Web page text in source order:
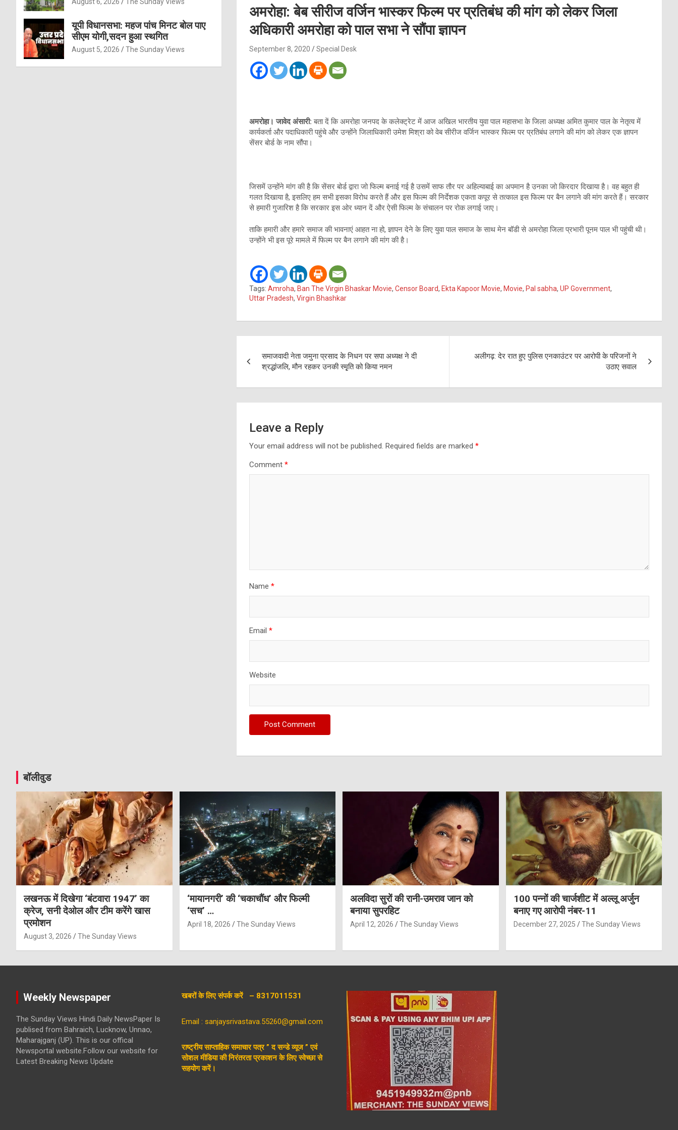
अमरोहा: बेब सीरीज वर्जिन भास्कर फिल्म पर प्रतिबंध की मांग को लेकर जिला
अधिकारी अमरोहा को पाल सभा ने सौंपा ज्ञापन
September 8, 2020 Special Desk
अमरोहा। जावेद अंसारी: बता दें कि अमरोहा जनपद के कलेक्ट्रेट में आज अखिल भारतीय युवा पाल महासभा के जिला अध्यक्ष अमित कुमार पाल के नेतृत्व में
कार्यकर्ता और पदाधिकारी पहुंचे और उन्होंने जिलाधिकारी उमेश मिश्रा को वेब सीरीज वर्जिन भास्कर फिल्म पर प्रतिबंध लगाने की मांग को लेकर एक ज्ञापन
सेंसर बोर्ड के नाम सौंपा।
जिसमें उन्होंने मांग की है कि सेंसर बोर्ड द्वारा जो फिल्म बनाई गई है उसमें साफ तौर पर अहिल्याबाई का अपमान है उनका जो किरदार दिखाया है। वह बहुत ही
गलत दिखाया है, इसलिए हम सभी इसका विरोध करते हैं और इस फिल्म की निर्देशक एकता कपूर से तत्काल इस फिल्म पर बैन लगाने की मांग करते हैं। सरकार
से हमारी गुजारिश है कि सरकार इस ओर ध्यान दें और ऐसी फिल्म के संचालन पर रोक लगाई जाए।
ताकि हमारी और हमारे समाज की भावनाएं आहत ना हो, ज्ञापन देने के लिए युवा पाल समाज के साथ मेन बॉडी से अमरोहा जिला प्रभारी पूनम पाल भी पहुंची थी।
उन्होंने भी इस पूरे मामले में फिल्म पर बैन लगाने की मांग की है।
Tags: Amroha, Ban The Virgin Bhaskar Movie, Censor Board, Ekta Kapoor Movie, Movie, Pal sabha, UP Government,
Uttar Pradesh, Virgin Bhashkar
navigation
समाजवादी नेता जमुना प्रसाद के निधन पर सपा अध्यक्ष ने दी
श्रद्धांजलि, मौन रहकर उनकी स्मृृति को किया नमन
अलीगढ़: देर रात हुए पुलिस एनकाउंटर पर आरोपी के परिजनों ने
उठाए सवाल
Leave a Reply
Your email address will not be published. Required fields are marked *
Comment *
Name *
Email *
Website
यूपी विधानसभा: महज पांच मिनट बोल पाए
सीएम योगी,सदन हुआ स्थगित
August 5, 2026 The Sunday Views
बॉलीवुड
लखनऊ में दिखेगा ‘बंटवारा 1947’ का
क्रेज, सनी देओल और टीम करेंगे खास
प्रमोशन
August 3, 2026 The Sunday Views
‘मायानगरी’ की ‘चकाचौंध’ और फिल्मी
‘सच’ …
April 18, 2026 The Sunday Views
अलविदा सुरों की रानी-उमराव जान को
बनाया सुपरहिट
April 12, 2026 The Sunday Views
100 पन्नों की चार्जशीट में अल्लू अर्जुन
बनाए गए आरोपी नंबर-11
December 27, 2025 The Sunday Views
Weekly Newspaper
The Sunday Views Hindi Daily NewsPaper Is
publised from Bahraich, Lucknow, Unnao,
Maharajganj (UP). This is our offical
Newsportal website.Follow our website for
Latest Breaking News Update
खबरों के लिए संपर्क करें – 8317011531
Email : sanjaysrivastava.55260@gmail.com
राष्ट्रीय साप्ताहिक समाचार पत्र ” द सन्डे व्यूज ” एवं
सोशल मीडिया की निरंतरता प्रकाशन के लिए स्वेच्छा से
सहयोग करें।